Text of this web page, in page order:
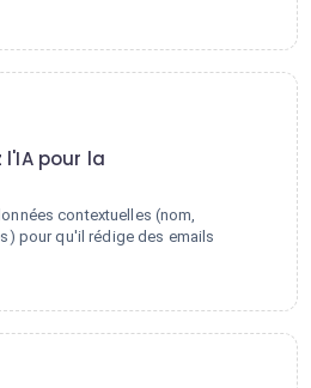
l'IA pour la
contextuelles (nom,
pour qu'il rédige des emails